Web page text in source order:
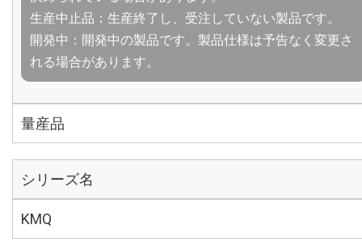
生産中止品：生産終了し、受注していない製品です。
開発中：開発中の製品です。製品仕様は予告なく変更さ
れる場合があります。
量産品
シリーズ名
KMQ